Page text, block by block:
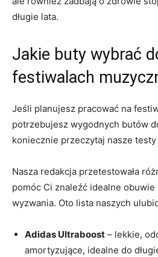
długie lata.
Jakie buty wybrać
festiwalach
Jeśli⁤ planujesz pracować na
⁤potrzebujesz ​wygodnych butów
⁣koniecznie przeczytaj nasze​
Nasza redakcja przetestowała
pomóc Ci znaleźć idealne
wyzwania. ‍Oto ⁤lista ⁤naszych
Adidas Ultraboost – lekkie,
amortyzujące, idealne do